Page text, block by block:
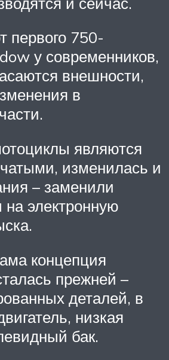
первого 750-
у современников,
внешности,
в
являются
изменилась и
– заменили
электронную
концепция
прежней –
деталей, в
низкая
бак.